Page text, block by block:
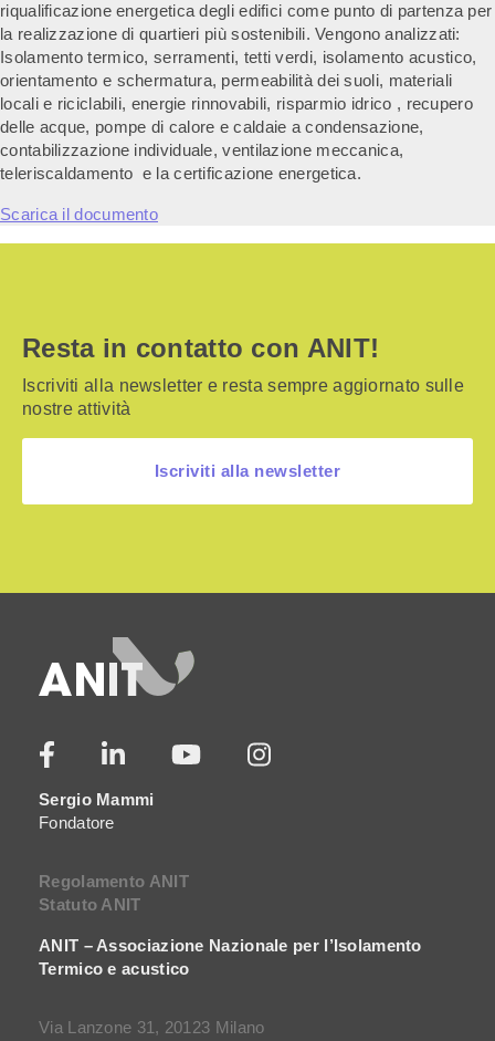
riqualificazione energetica degli edifici come punto di partenza per
la realizzazione di quartieri più sostenibili. Vengono analizzati:
Isolamento termico, serramenti, tetti verdi, isolamento acustico,
orientamento e schermatura, permeabilità dei suoli, materiali
locali e riciclabili, energie rinnovabili, risparmio idrico , recupero
delle acque, pompe di calore e caldaie a condensazione,
contabilizzazione individuale, ventilazione meccanica,
teleriscaldamento e la certificazione energetica.
Scarica il documento
Resta in contatto con ANIT!
Iscriviti alla newsletter e resta sempre aggiornato sulle
nostre attività
Iscriviti alla newsletter
Sergio Mammi
Fondatore
Regolamento ANIT
Statuto ANIT
ANIT – Associazione Nazionale per l’Isolamento
Termico e acustico
Via Lanzone 31, 20123 Milano